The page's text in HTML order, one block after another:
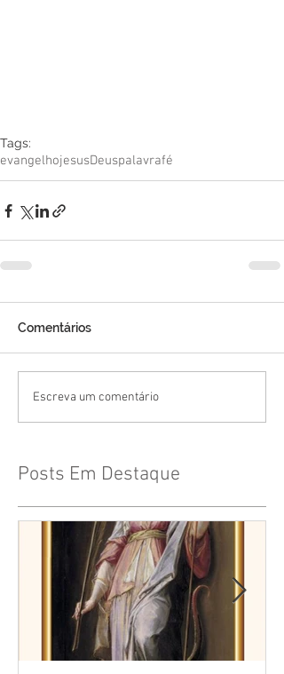
Tags:
evangelhojesusDeuspalavrafé
Comentários
Escreva um comentário
Posts Em Destaque